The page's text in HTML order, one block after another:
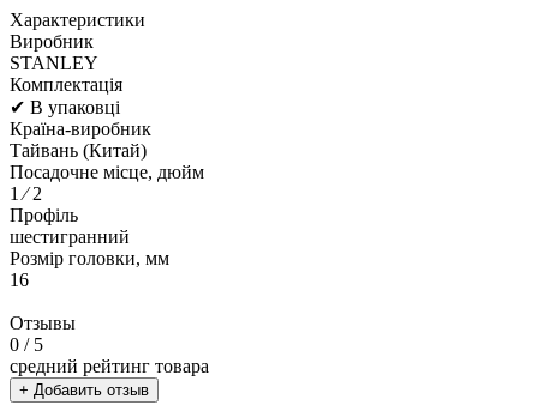
Характеристики
Виробник
STANLEY
Комплектація
✔ В упаковці
Країна-виробник
Тайвань (Китай)
Посадочне місце, дюйм
1 ⁄ 2
Профіль
шестигранний
Розмір головки, мм
16
Отзывы
0 / 5
средний рейтинг товара
+ Добавить отзыв